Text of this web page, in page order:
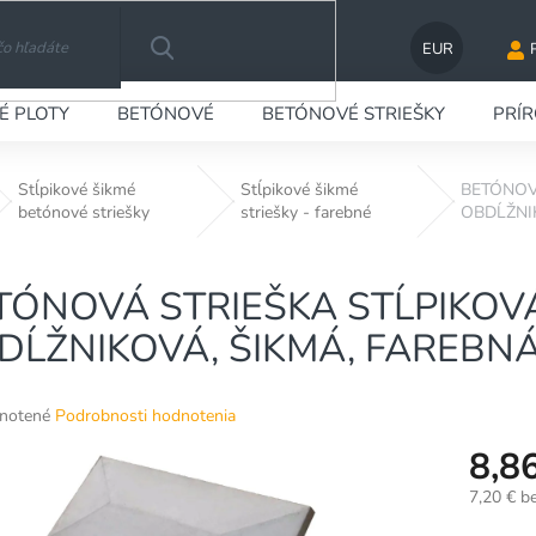
EUR
HĽADAŤ
PLOTY BETÓNOVÉ BETÓNOVÉ STRIEŠKY
Stĺpikové šikmé
betónové striešky
Stĺpikové šikmé
striešky - farebné
STRIEŠKA
ŠIKMÁ,
Podrobnosti hodnotenia
7,20 €